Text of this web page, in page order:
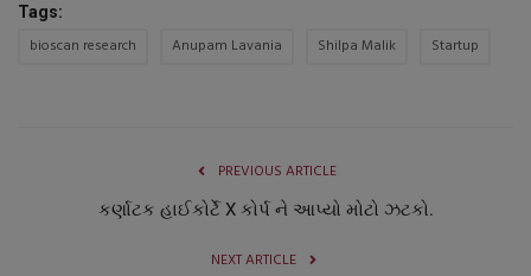
Tags:
bioscan research Anupam Lavania Shilpa Malik Startup
PREVIOUS ARTICLE
કર્ણાટક હાઈકોર્ટે X કોર્પ ને આપ્યો મોટો ઝટકો.
NEXT ARTICLE